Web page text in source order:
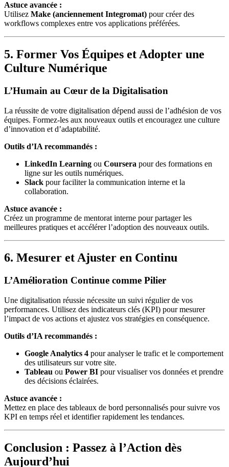
Astuce avancée :
Utilisez Make (anciennement Integromat) pour créer des
workflows complexes entre vos applications préférées.
5. Former Vos Équipes et Adopter une
Culture Numérique
L’Humain au Cœur de la Digitalisation
La réussite de votre digitalisation dépend aussi de l’adhésion de vos
équipes. Formez-les aux nouveaux outils et encouragez une culture
d’innovation et d’adaptabilité.
Outils d’IA recommandés :
LinkedIn Learning ou Coursera pour des formations en
ligne sur les outils numériques.
Slack pour faciliter la communication interne et la
collaboration.
Astuce avancée :
Créez un programme de mentorat interne pour partager les
meilleures pratiques et accélérer l’adoption des nouveaux outils.
6. Mesurer et Ajuster en Continu
L’Amélioration Continue comme Pilier
Une digitalisation réussie nécessite un suivi régulier de vos
performances. Utilisez des indicateurs clés (KPI) pour mesurer
l’impact de vos actions et ajustez vos stratégies en conséquence.
Outils d’IA recommandés :
Google Analytics 4 pour analyser le trafic et le comportement
des utilisateurs sur votre site.
Tableau ou Power BI pour visualiser vos données et prendre
des décisions éclairées.
Astuce avancée :
Mettez en place des tableaux de bord personnalisés pour suivre vos
KPI en temps réel et identifier rapidement les tendances.
Conclusion : Passez à l’Action dès
Aujourd’hui